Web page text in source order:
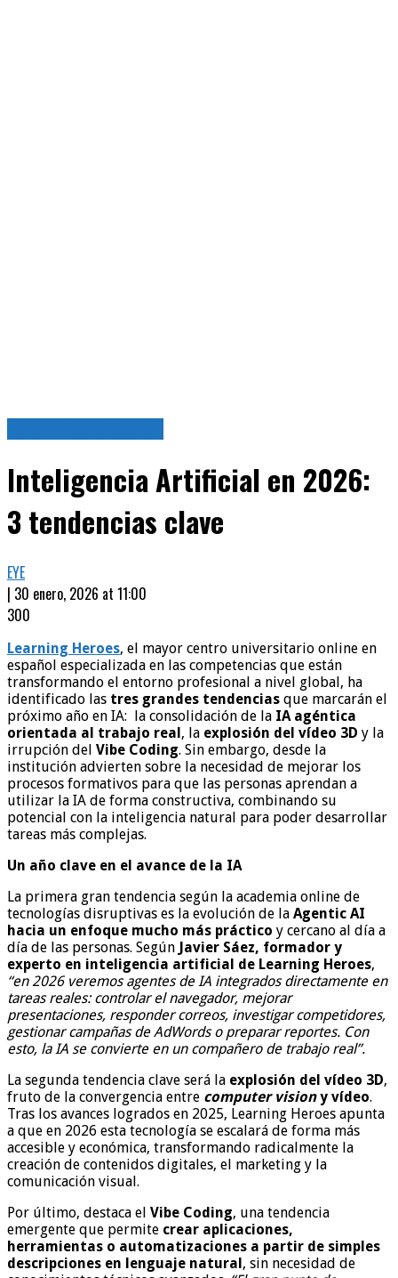
Inteligencia Artificial en 2026:
3 tendencias clave
EYE
| 30 enero, 2026 at 11:00
300
Learning Heroes, el mayor centro universitario online en
español especializada en las competencias que están
transformando el entorno profesional a nivel global, ha
identificado las tres grandes tendencias que marcarán el
próximo año en IA: la consolidación de la IA agéntica
orientada al trabajo real, la explosión del vídeo 3D y la
irrupción del Vibe Coding. Sin embargo, desde la
institución advierten sobre la necesidad de mejorar los
procesos formativos para que las personas aprendan a
utilizar la IA de forma constructiva, combinando su
potencial con la inteligencia natural para poder desarrollar
tareas más complejas.
Un año clave en el avance de la IA
La primera gran tendencia según la academia online de
tecnologías disruptivas es la evolución de la Agentic AI
hacia un enfoque mucho más práctico y cercano al día a
día de las personas. Según Javier Sáez, formador y
experto en inteligencia artificial de Learning Heroes,
“en 2026 veremos agentes de IA integrados directamente en
tareas reales: controlar el navegador, mejorar
presentaciones, responder correos, investigar competidores,
gestionar campañas de AdWords o preparar reportes. Con
esto, la IA se convierte en un compañero de trabajo real”.
La segunda tendencia clave será la explosión del vídeo 3D,
fruto de la convergencia entre computer visiony vídeo.
Tras los avances logrados en 2025, Learning Heroes apunta
a que en 2026 esta tecnología se escalará de forma más
accesible y económica, transformando radicalmente la
creación de contenidos digitales, el marketing y la
comunicación visual.
Por último, destaca el Vibe Coding, una tendencia
emergente que permite crear aplicaciones,
herramientas o automatizaciones a partir de simples
descripciones en lenguaje natural, sin necesidad de